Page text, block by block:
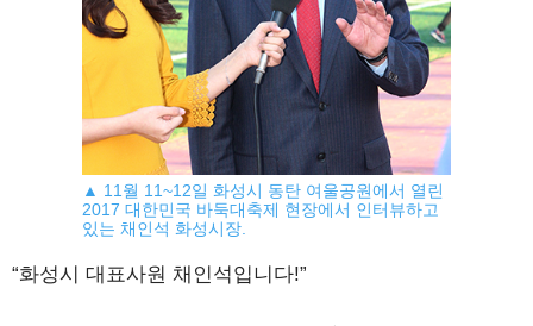
▲ 11월 11~12일 화성시 동탄 여울공원에서 열린
2017 대한민국 바둑대축제 현장에서 인터뷰하고
있는 채인석 화성시장.
“화성시 대표사원 채인석입니다!”